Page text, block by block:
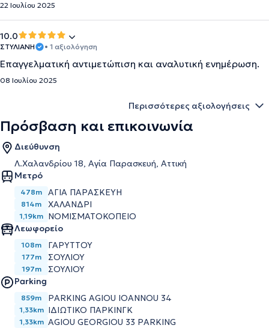
22 Ιουλίου 2025
10.0
ΣΤΥΛΙΑΝΗ • 1 αξιολόγηση
Επαγγελματική αντιμετώπιση και αναλυτική ενημέρωση.
08 Ιουλίου 2025
Περισσότερες αξιολογήσεις
Πρόσβαση και επικοινωνία
Διεύθυνση
Λ.Xαλανδρίου 18, Αγία Παρασκευή, Αττική
Μετρό
478m ΑΓΙΑ ΠΑΡΑΣΚΕΥΗ
814m ΧΑΛΑΝΔΡΙ
1,19km ΝΟΜΙΣΜΑΤΟΚΟΠΕΙΟ
Λεωφορείο
108m ΓΑΡΥΤΤΟΥ
177m ΣΟΥΛΙΟΥ
197m
ΣΟΥΛΙΟΥ
Parking
859m PARKING AGIOU IOANNOU 34
1,33km ΙΔΙΩΤΙΚΟ ΠΑΡΚΙΝΓΚ
1,33km AGIOU GEORGIOU 33 PARKING